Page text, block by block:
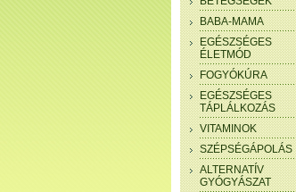
BABA-MAMA
EGÉSZSÉGES
ÉLETMÓD
FOGYÓKÚRA
EGÉSZSÉGES
TÁPLÁLKOZÁS
VITAMINOK
SZÉPSÉGÁPOLÁS
ALTERNATÍV
GYÓGYÁSZAT